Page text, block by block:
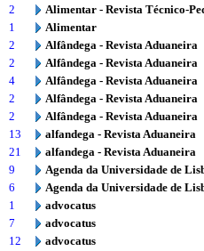
2
Alimentar - Revista Técnico-
1
Alimentar
2
Alfândega - Revista Aduaneira
2
Alfândega - Revista Aduaneira
4
Alfândega - Revista Aduaneira
2
Alfândega - Revista Aduaneira
2
Alfândega - Revista Aduaneira
13
alfandega - Revista Aduaneira
21
alfandega - Revista Aduaneira
9
Agenda da Universidade de
6
Agenda da Universidade de
1
advocatus
7
advocatus
12
advocatus